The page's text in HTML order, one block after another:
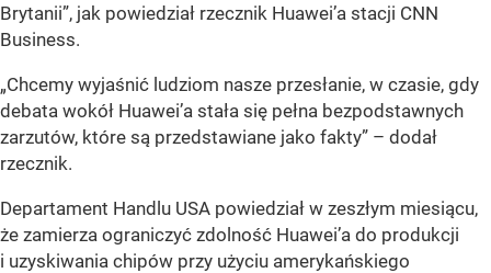
Brytanii”, jak powiedział rzecznik Huawei’a stacji CNN
Business.
„Chcemy wyjaśnić ludziom nasze przesłanie, w czasie, gdy
debata wokół Huawei’a stała się pełna bezpodstawnych
zarzutów, które są przedstawiane jako fakty” – dodał
rzecznik.
Departament Handlu USA powiedział w zeszłym miesiącu,
że zamierza ograniczyć zdolność Huawei’a do produkcji
i uzyskiwania chipów przy użyciu amerykańskiego